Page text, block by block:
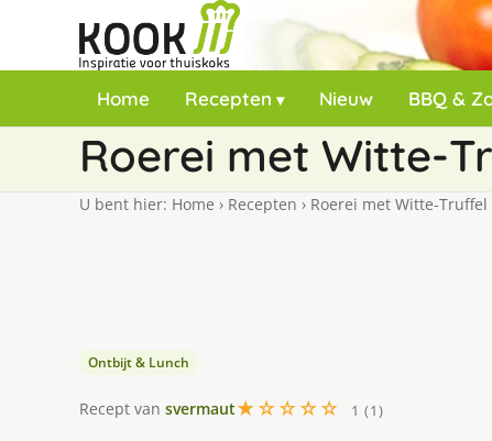
Home Recepten Nieuw BBQ &
Roerei met Witte-
U bent hier: Home › Recepten › Roerei met Witte-
Ontbijt & Lunch
Recept van svermaut★☆☆☆☆ 1 (1)